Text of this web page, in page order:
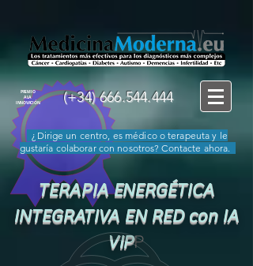
PREMIO
A LA
INNOVACIÓN
(+34)666.544.444
¿Dirige un centro, es médico o terapeuta y le
gustaría colaborar con nosotros? Contacte ahora.
TERAPIA ENERGÉTICA
INTEGRATIVA EN RED con IA
VIPP